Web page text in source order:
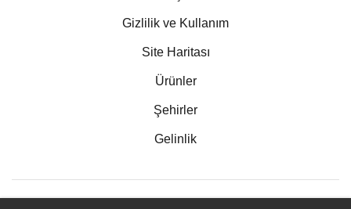
Gizlilik ve Kullanım
Site Haritası
Ürünler
Şehirler
Gelinlik